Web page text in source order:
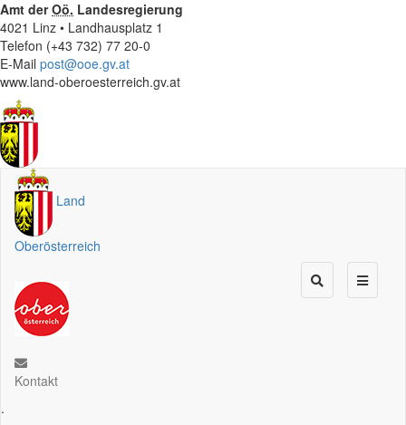
Amt derOö. Landesregierung
4021 Linz • Landhausplatz 1
Telefon (+43 732) 77 20-0
E-Mail post@ooe.gv.at
www.land-oberoesterreich.gv.at
Land
Oberösterreich
Kontakt
.